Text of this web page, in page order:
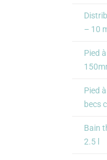
– 10
Pied
Pied
becs
Bain
2.5 l